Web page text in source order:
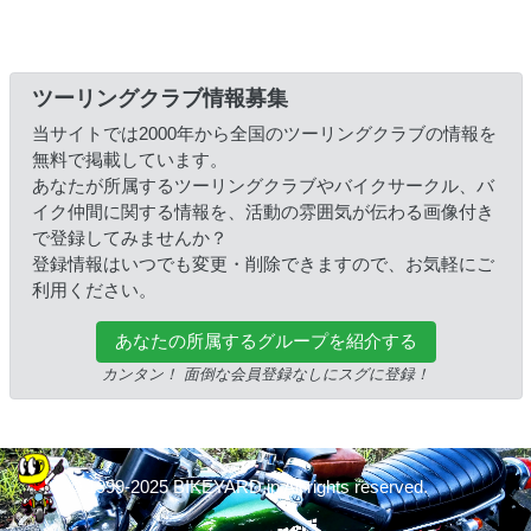
ツーリングクラブ情報募集
当サイトでは2000年から全国のツーリングクラブの情報を
無料で掲載しています。
あなたが所属するツーリングクラブやバイクサークル、バ
イク仲間に関する情報を、活動の雰囲気が伝わる画像付き
で登録してみませんか？
登録情報はいつでも変更・削除できますので、お気軽にご
利用ください。
あなたの所属するグループを紹介する
カンタン！ 面倒な会員登録なしにスグに登録！
© 1999-2025 BIKEYARD.jp All rights reserved.